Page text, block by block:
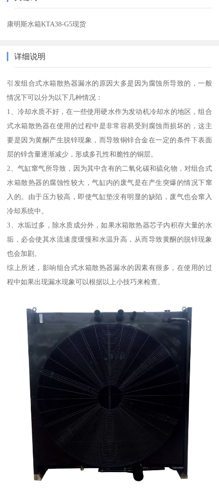
康明斯水箱KTA38-G5现货
详细说明
引发组合式水箱散热器漏水的原因大多是因为腐蚀所导致的，一般
情况下可以分为以下几种情况：
1、冷却水质不好，在一些使用硬水作为发动机冷却水的地区，组合
式水箱散热器在使用的过程中是非常容易受到腐蚀而损坏的，这主
要是因为黄酮产生脱锌现象，而导致铜锌合金在一定的条件下表面
层的锌含量逐渐减少，形成多孔性和脆性的铜层。
2、气缸窜气所导致，因为其中含有的二氧化碳和硫化物，对组合式
水箱散热器的腐蚀性较大，气缸内的废气是在产生突爆的情况下窜
入的。由于压力较高，即使气缸垫没有明显的缺陷，废气也会窜入
冷却系统中。
3、水垢过多，除水质成分外，如果水箱散热器芯子内积存大量的水
垢，必会使其水流速度缓慢和水温升高，从而导致黄酮的脱锌现象
也会加剧。
综上所述，影响组合式水箱散热器漏水的因素有很多，在使用的过
程中如果出现漏水现象可以根据以上小技巧来检查。